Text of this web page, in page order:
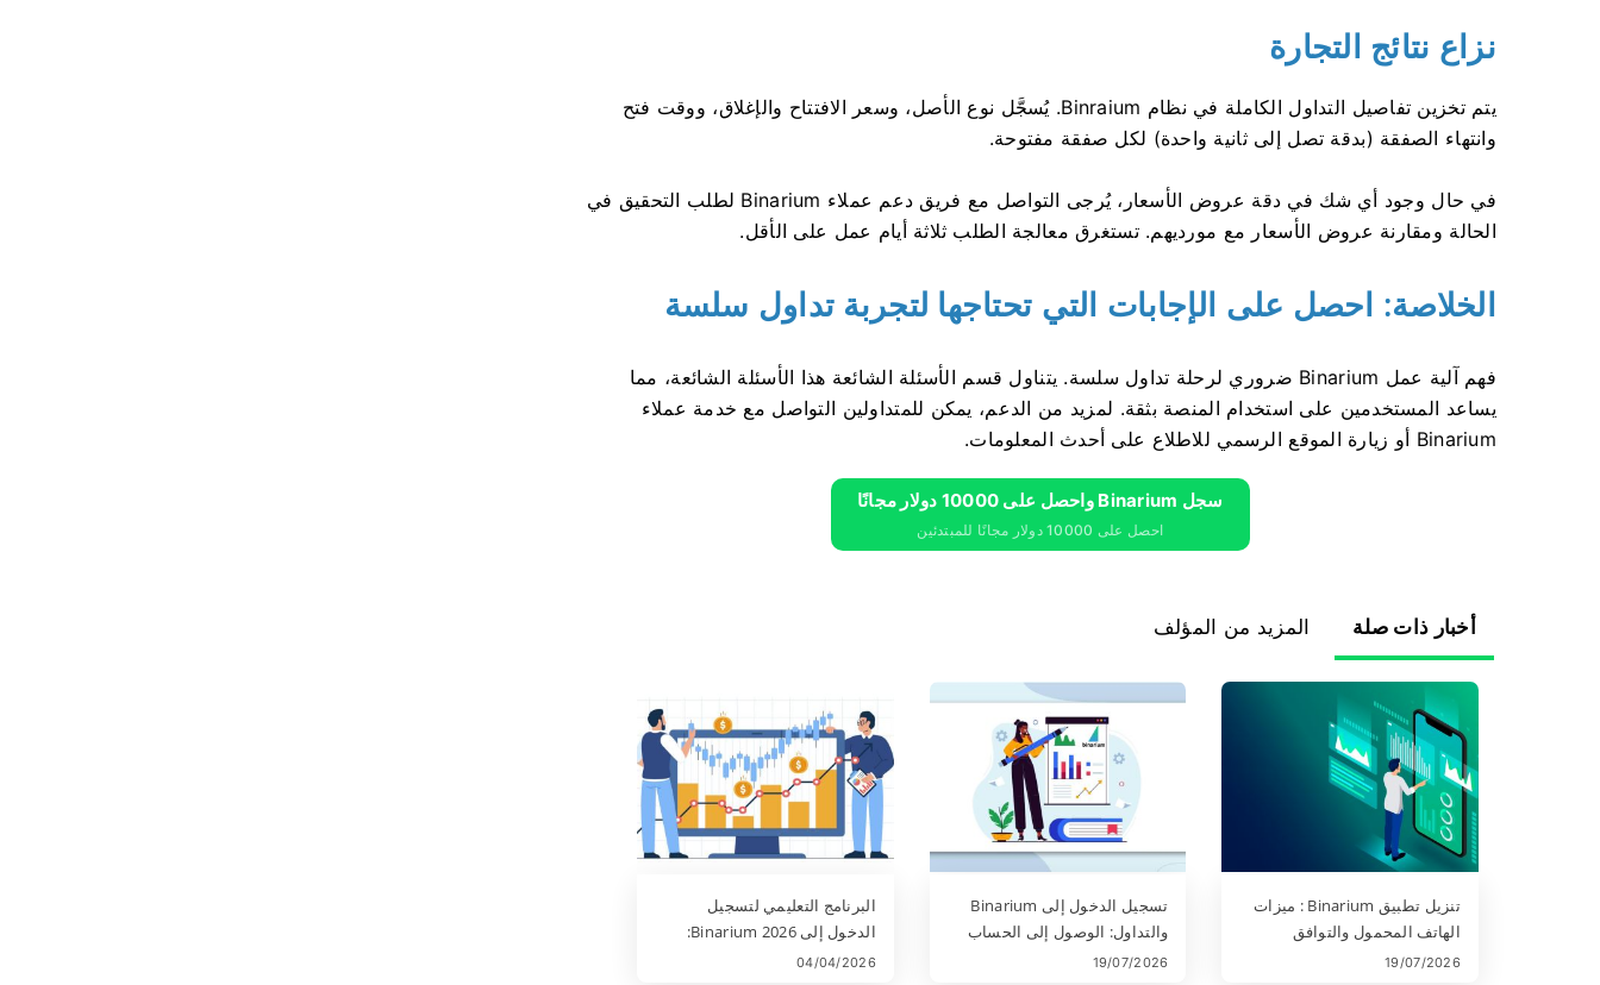
نزاع نتائج التجارة
يتم تخزين تفاصيل التداول الكاملة في نظام Binraium. يُسجَّل نوع الأصل، وسعر الافتتاح والإغلاق، ووقت فتح
وانتهاء الصفقة (بدقة تصل إلى ثانية واحدة) لكل صفقة مفتوحة.
في حال وجود أي شك في دقة عروض الأسعار، يُرجى التواصل مع فريق دعم عملاء Binarium لطلب التحقيق في
الحالة ومقارنة عروض الأسعار مع مورديهم. تستغرق معالجة الطلب ثلاثة أيام عمل على الأقل.
الخلاصة: احصل على الإجابات التي تحتاجها لتجربة تداول سلسة
فهم آلية عمل Binarium ضروري لرحلة تداول سلسة. يتناول قسم الأسئلة الشائعة هذا الأسئلة الشائعة، مما
يساعد المستخدمين على استخدام المنصة بثقة. لمزيد من الدعم، يمكن للمتداولين التواصل مع خدمة عملاء
Binarium أو زيارة الموقع الرسمي للاطلاع على أحدث المعلومات.
سجل Binarium واحصل على 10000 دولار مجانًا
احصل على 10000 دولار مجانًا للمبتدئين
المزيد من المؤلف أخبار ذات صلة
البرنامج التعليمي لتسجيل
الدخول إلى Binarium 2026:
كيفية تسجيل الدخول وإصلاح
04/04/2026
تسجيل الدخول إلى Binarium
والتداول: الوصول إلى الحساب
وتداول الخيارات الثنائية
19/07/2026
تنزيل تطبيق Binarium : ميزات
الهاتف المحمول والتوافق
والفوائد
19/07/2026